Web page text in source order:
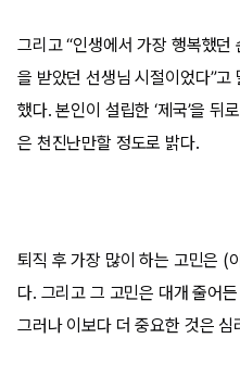
그리고 “인생에서 가장 행복했
을 받았던 선생님 시절이었다”
했다. 본인이 설립한 ‘제국’을 뒤
은 천진난만할 정도로 밝다.
퇴직 후 가장 많이 하는 고민은 (
다. 그리고 그 고민은 대개 줄어
그러나 이보다 더 중요한 것은 심